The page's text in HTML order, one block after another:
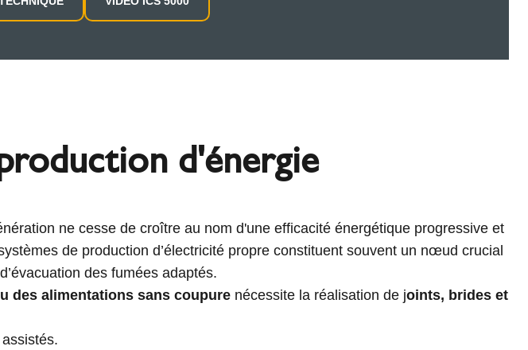
d'énergie
ne cesse de croître au nom d'une efficacité énergétique progressive et
de production d’électricité propre constituent souvent un nœud crucial
des fumées adaptés.
des alimentations sans coupure nécessite la réalisation de joints, brides et